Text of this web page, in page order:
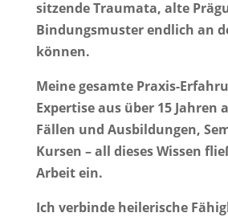
sitzende Traumata, alte
Bindungsmuster endlich an
können.
Meine gesamte Praxis-
Expertise aus über 15 Jahren
Fällen und Ausbildungen,
Kursen – all dieses Wissen
Arbeit ein.
Ich verbinde heilerische